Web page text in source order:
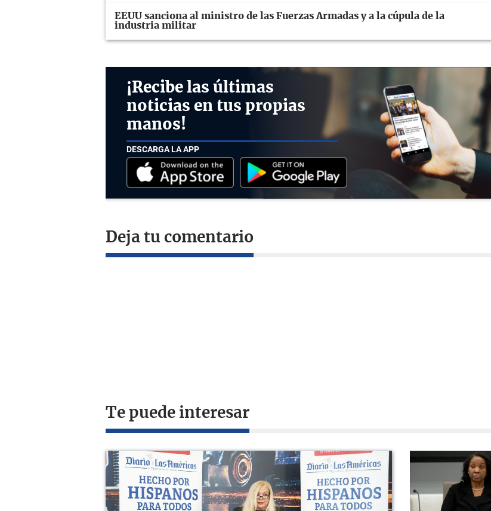
EEUU sanciona al ministro de las Fuerzas Armadas y a la cúpula de la
industria militar
¡Recibe las últimas
noticias en tus propias
manos!
DESCARGA LA APP
Deja tu comentario
Te puede interesar